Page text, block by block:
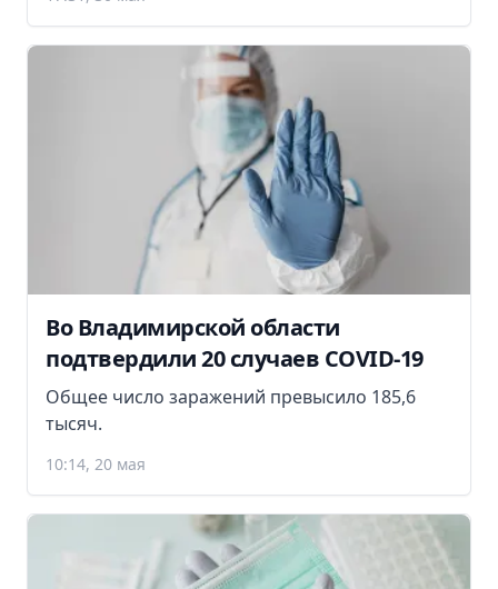
Во Владимирской области
подтвердили 20 случаев COVID-19
Общее число заражений превысило 185,6
тысяч.
10:14, 20 мая